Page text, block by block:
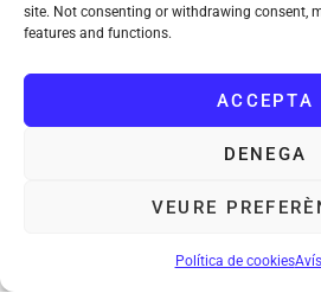
site. Not consenting or withdrawing consent,
features and functions.
ACCEPTA
DENEGA
VEURE
Política de cookies
He llegit i accepto laPolítica de
Ajuntament de Tiana: Plaça de la Vila, 1.
Política de cookiesMapa web